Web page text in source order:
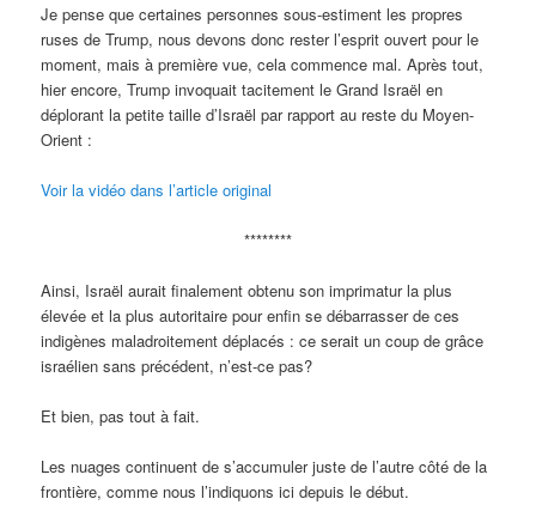
Je pense que certaines personnes sous-estiment les propres
ruses de Trump, nous devons donc rester l’esprit ouvert pour le
moment, mais à première vue, cela commence mal. Après tout,
hier encore, Trump invoquait tacitement le Grand Israël en
déplorant la petite taille d’Israël par rapport au reste du Moyen-
Orient :
Voir la vidéo dans l’article original
********
Ainsi, Israël aurait finalement obtenu son imprimatur la plus
élevée et la plus autoritaire pour enfin se débarrasser de ces
indigènes maladroitement déplacés : ce serait un coup de grâce
israélien sans précédent, n’est-ce pas?
Et bien, pas tout à fait.
Les nuages continuent de s’accumuler juste de l’autre côté de la
frontière, comme nous l’indiquons ici depuis le début.